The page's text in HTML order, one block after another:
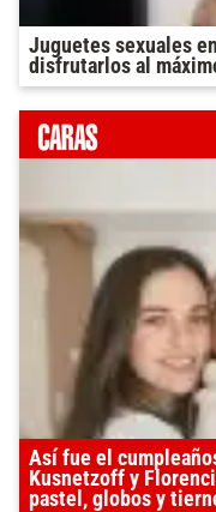
Juguetes sexuales
disfrutarlos al
Así fue el
Kusnetzoff y
pastel, globos y